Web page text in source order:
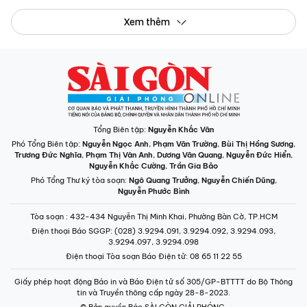
Xem thêm
Tổng Biên tập: Nguyễn Khắc Văn
Phó Tổng Biên tập: Nguyễn Ngọc Anh, Phạm Văn Trường, Bùi Thị Hồng Sương,
Trương Đức Nghĩa, Phạm Thị Vân Anh, Dương Văn Quang, Nguyễn Đức Hiển,
Nguyễn Khắc Cường, Trần Gia Bảo
Phó Tổng Thư ký tòa soạn: Ngô Quang Trưởng, Nguyễn Chiến Dũng,
Nguyễn Phước Bình
Tòa soạn : 432-434 Nguyễn Thị Minh Khai, Phường Bàn Cờ, TP.HCM
Điện thoại Báo SGGP: (028) 3.9294.091, 3.9294.092, 3.9294.093,
3.9294.097, 3.9294.098
Điện thoại Tòa soạn Báo Điện tử: 08 65 11 22 55
Giấy phép hoạt động Báo in và Báo Điện tử số 305/GP-BTTTT do Bộ Thông
tin và Truyền thông cấp ngày 28-8-2023.